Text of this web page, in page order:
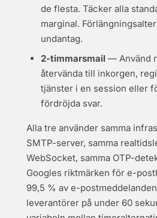
de flesta. Täcker alla
marginal.
undantag.
2-timmarsmail — Använd
återvända till inkorgen,
tjänster i en session eller
fördröjda svar.
Alla tre använder samma
SMTP-server, samma
WebSocket, samma OTP-
Googles riktmärken för e-
99,5 % av e-
leverantörer på under 60